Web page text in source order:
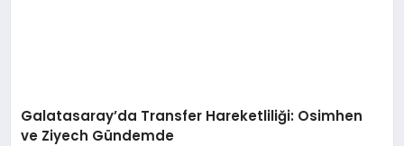
Galatasaray’da Transfer Hareketliliği: Osimhen
ve Ziyech Gündemde